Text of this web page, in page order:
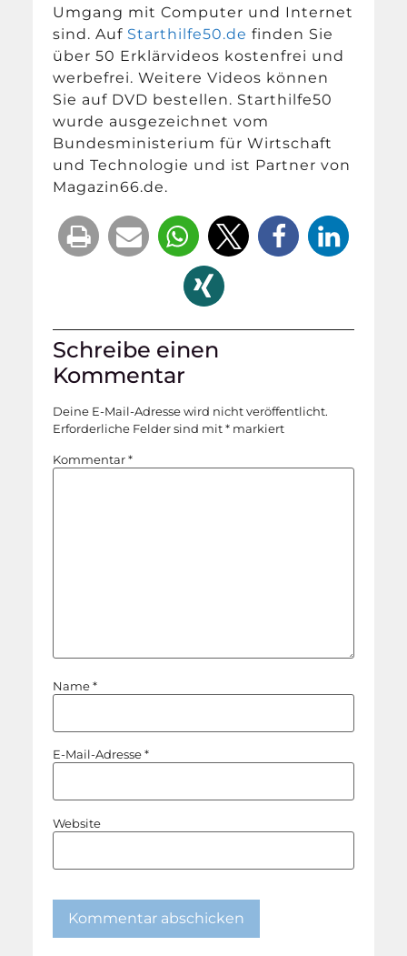
Umgang mit Computer und Internet
sind. Auf Starthilfe50.de finden Sie
über 50 Erklärvideos kostenfrei und
werbefrei. Weitere Videos können
Sie auf DVD bestellen. Starthilfe50
wurde ausgezeichnet vom
Bundesministerium für Wirtschaft
und Technologie und ist Partner von
Magazin66.de.
Schreibe einen
Kommentar
Deine E-Mail-Adresse wird nicht veröffentlicht.
Erforderliche Felder sind mit* markiert
Kommentar*
Name*
E-Mail-Adresse*
Website